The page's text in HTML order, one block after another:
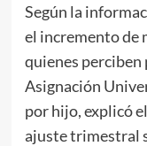
Según la
el incremento de
quienes
Asignación
por hijo, explicó
ajuste trimestral